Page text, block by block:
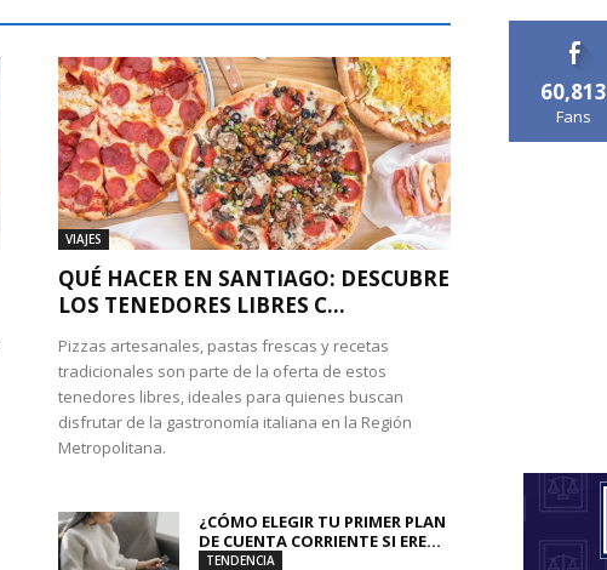
VIAJES
QUÉ HACER EN SANTIAGO: DESCUBRE
LOS TENEDORES LIBRES C...
Pizzas artesanales, pastas frescas y recetas
tradicionales son parte de la oferta de estos
tenedores libres, ideales para quienes buscan
disfrutar de la gastronomía italiana en la Región
Metropolitana.
¿CÓMO ELEGIR TU PRIMER PLAN
DE CUENTA CORRIENTE SI ERE...
TENDENCIA
60,813
Fans